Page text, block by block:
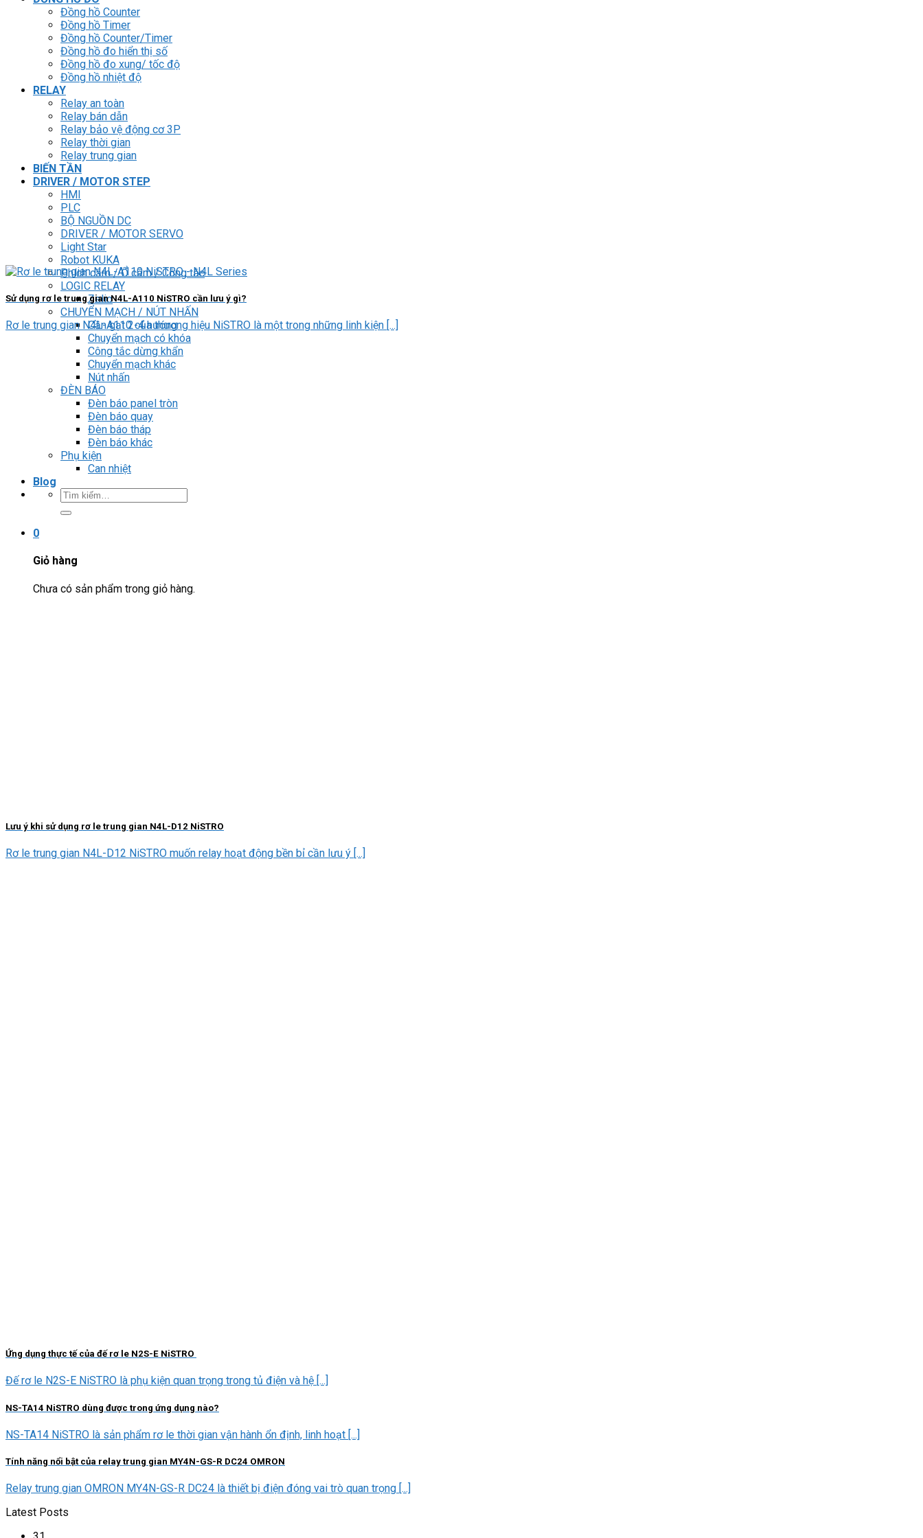
Đồng hồ Counter
Đồng hồ Timer
Đồng hồ Counter/Timer
Đồng hồ đo hiển thị số
Đồng hồ đo xung/ tốc độ
Đồng hồ nhiệt độ
RELAY
Relay an toàn
Relay bán dẫn
Relay bảo vệ động cơ 3P
Relay thời gian
Relay trung gian
BIẾN TẦN
DRIVER / MOTOR STEP
HMI
PLC
BỘ NGUỒN DC
DRIVER / MOTOR SERVO
Light Star
Robot KUKA
Phích cắm / Ổ cắm / Công tắc
LOGIC RELAY
Zelio
CHUYỂN MẠCH / NÚT NHẤN
Cần gạt 2-4 hướng
Chuyển mạch có khóa
Công tắc dừng khẩn
Chuyển mạch khác
Nút nhấn
ĐÈN BÁO
Đèn báo panel tròn
Đèn báo quay
Đèn báo tháp
Đèn báo khác
Phụ kiện
Can nhiệt
Blog
Tìm
kiếm:
0
Giỏ hàng
Chưa có sản phẩm trong giỏ hàng.
Sử dụng rơ le trung gian N4L-A110 NiSTRO cần lưu ý gì?
Rơ le trung gian N4L-A110 của thương hiệu NiSTRO là một trong những linh kiện [...]
Lưu ý khi sử dụng rơ le trung gian N4L-D12 NiSTRO
Rơ le trung gian N4L-D12 NiSTRO muốn relay hoạt động bền bỉ cần lưu ý [...]
Ứng dụng thực tế của đế rơ le N2S-E NiSTRO
Đế rơ le N2S-E NiSTRO là phụ kiện quan trọng trong tủ điện và hệ [...]
NS-TA14 NiSTRO dùng được trong ứng dụng nào?
NS-TA14 NiSTRO là sản phẩm rơ le thời gian vận hành ổn định, linh hoạt [...]
Tính năng nổi bật của relay trung gian MY4N-GS-R DC24 OMRON
Relay trung gian OMRON MY4N-GS-R DC24 là thiết bị điện đóng vai trò quan trọng [...]
Latest Posts